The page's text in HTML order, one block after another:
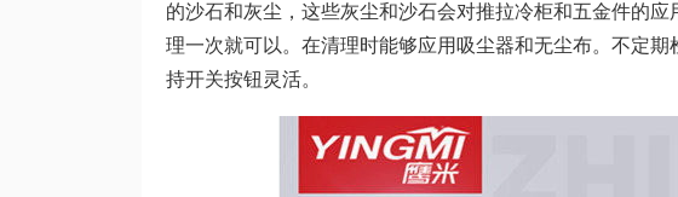
的沙石和灰尘，这些灰尘和沙石会对推拉冷柜和五金件的
理一次就可以。在清理时能够应用吸尘器和无尘布。不定
持开关按钮灵活。